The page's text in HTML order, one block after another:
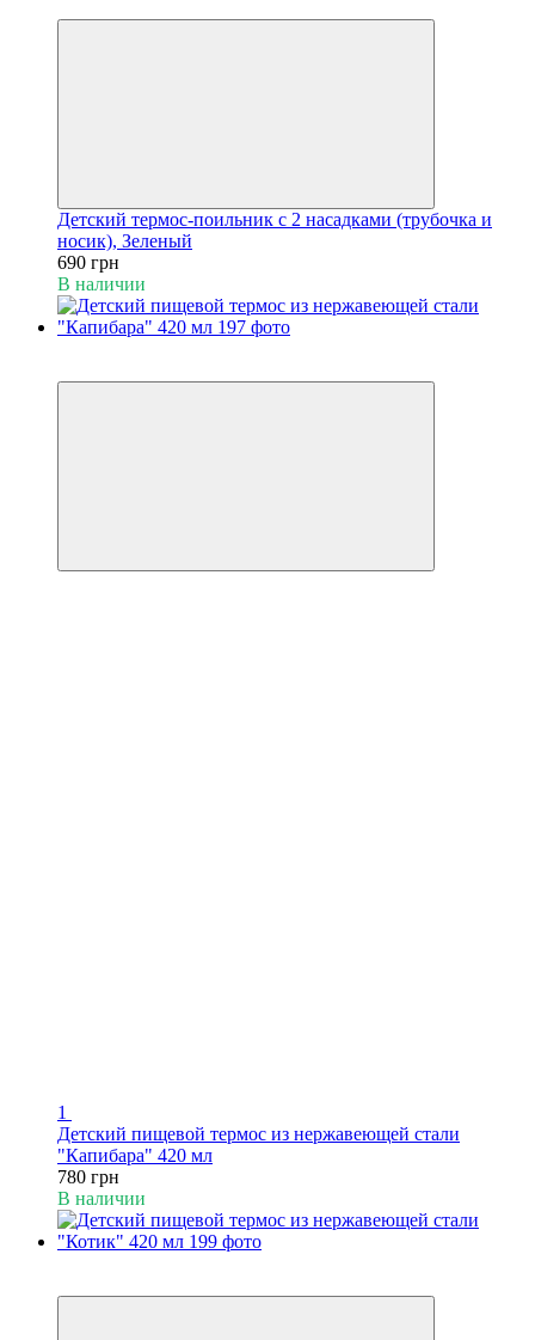
Детский термос-поильник с 2 насадками (трубочка и
носик), Зеленый
690 грн
В наличии
1
Детский пищевой термос из нержавеющей стали
"Капибара" 420 мл
780 грн
В наличии